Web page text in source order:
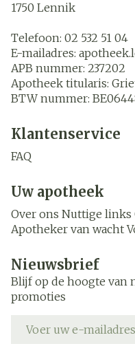
1750 Lennik
Telefoon: 02 532 51 04
E-mailadres:
APB nummer: 237202
Apotheek titularis:
BTW nummer:
Klantenservice
FAQ
Uw apotheek
Over ons Nuttige links
Apotheker van wacht
Nieuwsbrief
Blijf op de hoogte van
promoties